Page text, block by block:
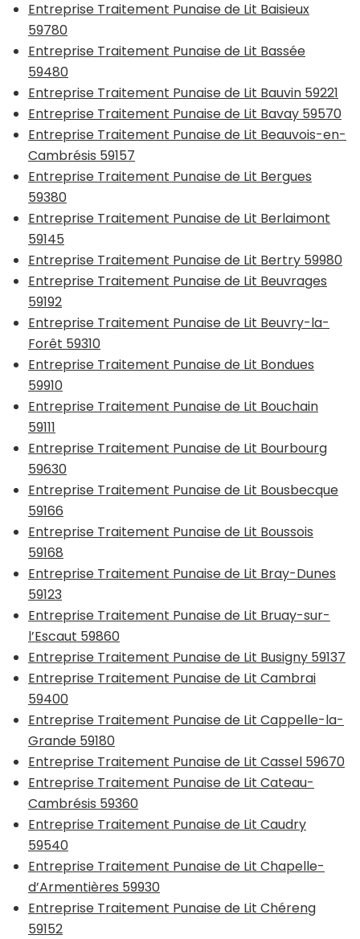
Entreprise Traitement Punaise de Lit Baisieux
59780
Entreprise Traitement Punaise de Lit Bassée
59480
Entreprise Traitement Punaise de Lit Bauvin 59221
Entreprise Traitement Punaise de Lit Bavay 59570
Entreprise Traitement Punaise de Lit Beauvois-en-
Cambrésis 59157
Entreprise Traitement Punaise de Lit Bergues
59380
Entreprise Traitement Punaise de Lit Berlaimont
59145
Entreprise Traitement Punaise de Lit Bertry 59980
Entreprise Traitement Punaise de Lit Beuvrages
59192
Entreprise Traitement Punaise de Lit Beuvry-la-
Forêt 59310
Entreprise Traitement Punaise de Lit Bondues
59910
Entreprise Traitement Punaise de Lit Bouchain
59111
Entreprise Traitement Punaise de Lit Bourbourg
59630
Entreprise Traitement Punaise de Lit Bousbecque
59166
Entreprise Traitement Punaise de Lit Boussois
59168
Entreprise Traitement Punaise de Lit Bray-Dunes
59123
Entreprise Traitement Punaise de Lit Bruay-sur-
l’Escaut 59860
Entreprise Traitement Punaise de Lit Busigny 59137
Entreprise Traitement Punaise de Lit Cambrai
59400
Entreprise Traitement Punaise de Lit Cappelle-la-
Grande 59180
Entreprise Traitement Punaise de Lit Cassel 59670
Entreprise Traitement Punaise de Lit Cateau-
Cambrésis 59360
Entreprise Traitement Punaise de Lit Caudry
59540
Entreprise Traitement Punaise de Lit Chapelle-
d’Armentières 59930
Entreprise Traitement Punaise de Lit Chéreng
59152